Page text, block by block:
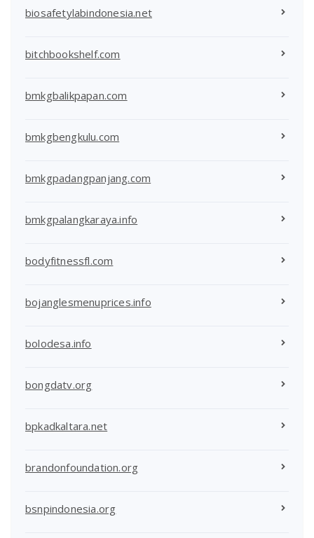
biosafetylabindonesia.net
bitchbookshelf.com
bmkgbalikpapan.com
bmkgbengkulu.com
bmkgpadangpanjang.com
bmkgpalangkaraya.info
bodyfitnessfl.com
bojanglesmenuprices.info
bolodesa.info
bongdatv.org
bpkadkaltara.net
brandonfoundation.org
bsnpindonesia.org